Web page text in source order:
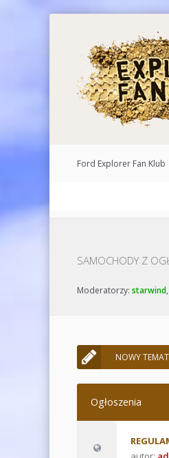
Ford Explorer Fan Klub
SAMOCHODY Z
Moderatorzy: starwind,
NOWY TEMAT
Ogłoszenia